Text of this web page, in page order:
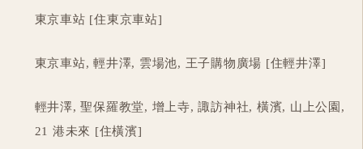
東京車站 [住東京車站]
東京車站, 輕井澤, 雲場池, 王子購物廣場 [住輕井澤]
輕井澤, 聖保羅教堂, 增上寺, 諏訪神社, 橫濱, 山上公園,
21 港未來 [住橫濱]